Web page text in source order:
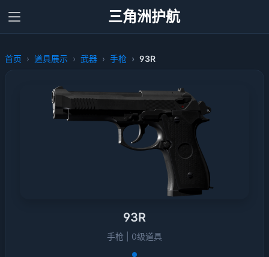
三角洲护航
首页 道具展示 武器 手枪 93R
93R
手枪 | 0级道具